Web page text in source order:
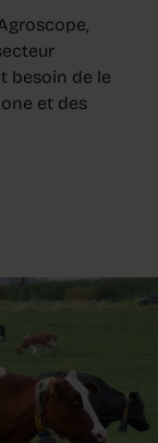
besoin de le
et des